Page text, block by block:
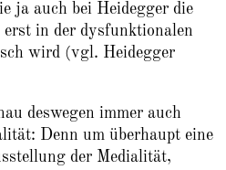
ja auch bei Heidegger die
erst in der dysfunktionalen
wird (vgl. Heidegger
deswegen immer auch
Denn um überhaupt eine
der Medialität,